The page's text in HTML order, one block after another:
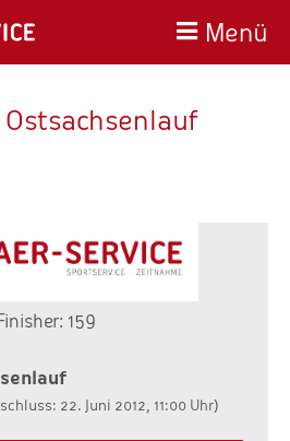
Menü
Finisher: 159
22. Juni 2012, 11:00 Uhr)